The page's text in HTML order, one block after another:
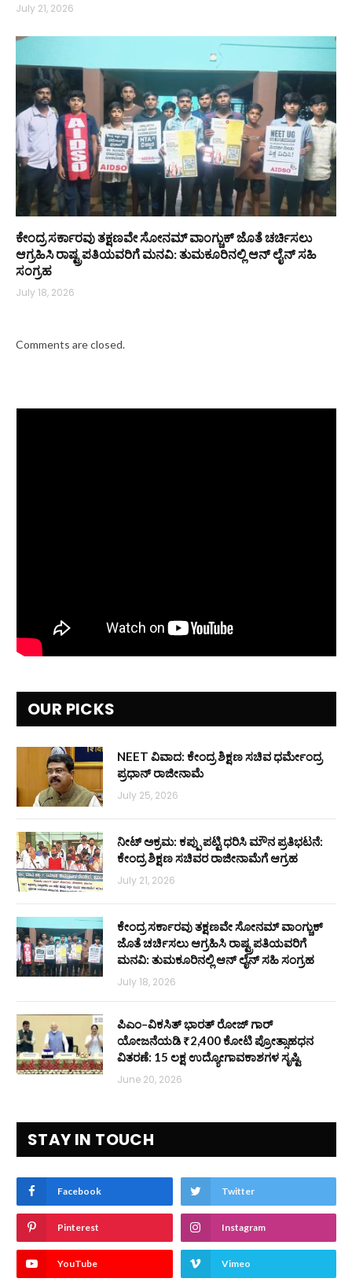
July 21, 2026
ಕೇಂದ್ರ ಸರ್ಕಾರವು ತಕ್ಷಣವೇ ಸೋನಮ್ ವಾಂಗ್ಚುಕ್ ಜೊತೆ ಚರ್ಚಿಸಲು
ಆಗ್ರಹಿಸಿ ರಾಷ್ಟ್ರಪತಿಯವರಿಗೆ ಮನವಿ: ತುಮಕೂರಿನಲ್ಲಿ ಆನ್‌ ಲೈನ್ ಸಹಿ
ಸಂಗ್ರಹ
July 18, 2026
Comments are closed.
OUR PICKS
NEET ವಿವಾದ: ಕೇಂದ್ರ ಶಿಕ್ಷಣ ಸಚಿವ ಧರ್ಮೇಂದ್ರ
ಪ್ರಧಾನ್ ರಾಜೀನಾಮೆ
July 25, 2026
ನೀಟ್ ಅಕ್ರಮ: ಕಪ್ಪು ಪಟ್ಟಿ ಧರಿಸಿ ಮೌನ ಪ್ರತಿಭಟನೆ:
ಕೇಂದ್ರ ಶಿಕ್ಷಣ ಸಚಿವರ ರಾಜೀನಾಮೆಗೆ ಆಗ್ರಹ
July 21, 2026
ಕೇಂದ್ರ ಸರ್ಕಾರವು ತಕ್ಷಣವೇ ಸೋನಮ್ ವಾಂಗ್ಚುಕ್
ಜೊತೆ ಚರ್ಚಿಸಲು ಆಗ್ರಹಿಸಿ ರಾಷ್ಟ್ರಪತಿಯವರಿಗೆ
ಮನವಿ: ತುಮಕೂರಿನಲ್ಲಿ ಆನ್‌ ಲೈನ್ ಸಹಿ ಸಂಗ್ರಹ
July 18, 2026
ಪಿಎಂ–ವಿಕಸಿತ್ ಭಾರತ್ ರೋಜ್‌ ಗಾರ್
ಯೋಜನೆಯಡಿ ₹2,400 ಕೋಟಿ ಪ್ರೋತ್ಸಾಹಧನ
ವಿತರಣೆ: 15 ಲಕ್ಷ ಉದ್ಯೋಗಾವಕಾಶಗಳ ಸೃಷ್ಟಿ
June 20, 2026
STAY IN TOUCH
Facebook Twitter
Pinterest Instagram
YouTube Vimeo